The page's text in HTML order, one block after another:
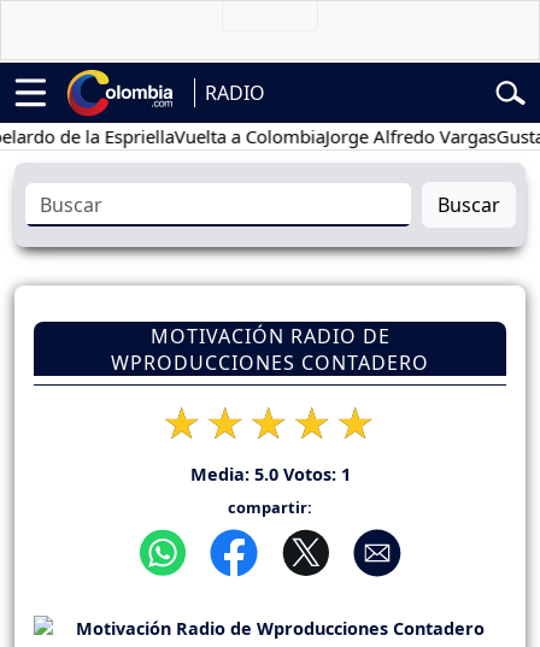
RADIO
de la EspriellaVuelta a ColombiaJorge Alfredo VargasGustavo
Buscar
MOTIVACIÓN RADIO DE
WPRODUCCIONES CONTADERO
Media: 5.0Votos: 1
compartir: